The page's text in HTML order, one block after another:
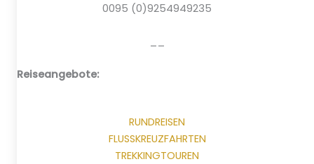
0095 (0)9254949235
Reiseangebote:
RUNDREISEN
FLUSSKREUZFAHRTEN
TREKKINGTOUREN